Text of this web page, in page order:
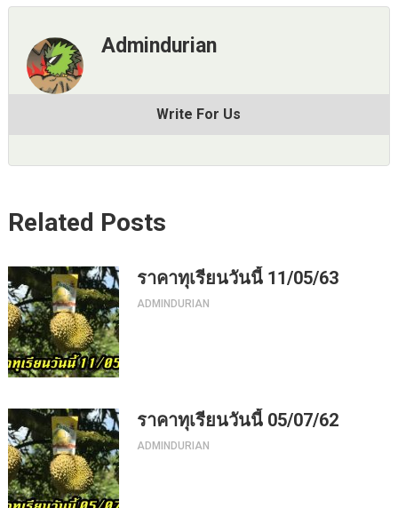
Admindurian
Write For Us
Related Posts
ราคาทุเรียนวันนี้ 11/05/63
ADMINDURIAN
ราคาทุเรียนวันนี้ 05/07/62
ADMINDURIAN